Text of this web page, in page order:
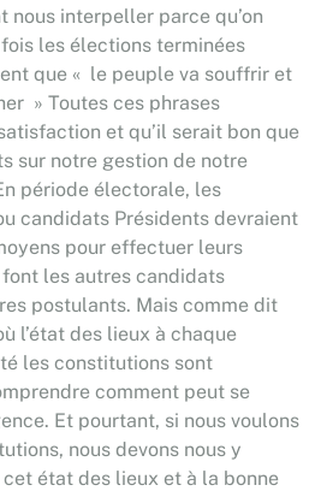
nous interpeller parce qu’on
les élections terminées
que « le peuple va souffrir et
» Toutes ces phrases
et qu’il serait bon que
sur notre gestion de notre
période électorale, les
candidats Présidents devraient
pour effectuer leurs
les autres candidats
postulants. Mais comme dit
l’état des lieux à chaque
les constitutions sont
comment peut se
Et pourtant, si nous voulons
nous devons nous y
état des lieux et à la bonne